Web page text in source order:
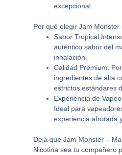
excepcional.
Por qué elegir Jam Monster
Sabor Tropical
auténtico sabor del
inhalación.
Calidad Premium:
ingredientes de alta
estrictos estándares
Experiencia de
Ideal para
experiencia afrutada
Deja que Jam Monster –
Nicotina sea tu compañero